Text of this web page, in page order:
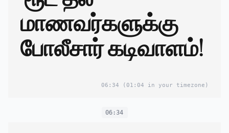
மாணவர்களுக்கு
போலீசார் கடிவாளம்!
06:34 (01:04 in your timezone)
06:34